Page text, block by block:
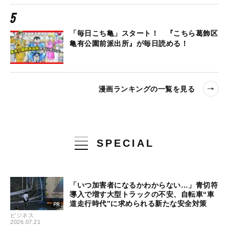
「毎日こち亀」スタート！ 『こちら葛飾区
亀有公園前派出所』が毎日読める！
漫画ランキングの一覧を見る
SPECIAL
ビジネス
2026.07.21
「いつ加害者になるかわからない…」青切符
導入で増す大型トラックの不安、自転車“車
道走行時代”に求められる新たな安全対策